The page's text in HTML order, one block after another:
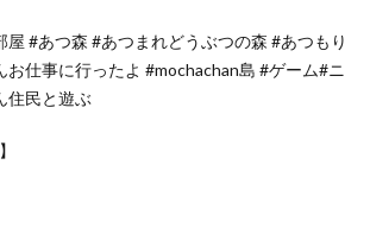
#あつ森 #あつまれどうぶつの森 #あつもり
仕事に行ったよ #mochachan島 #ゲーム#ニ
住民と遊ぶ